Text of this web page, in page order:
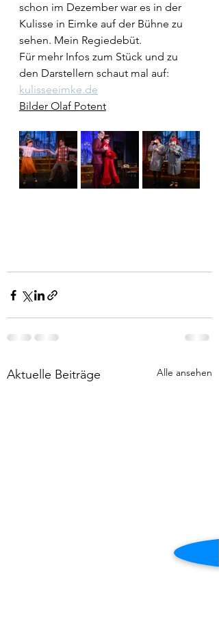
schon im Dezember war es in der
Kulisse in Eimke auf der Bühne zu
sehen. Mein Regiedebüt.
Für mehr Infos zum Stück und zu
den Darstellern schaut mal auf:
kulisseeimke.de
Bilder Olaf Potent
Aktuelle Beiträge Alle ansehen